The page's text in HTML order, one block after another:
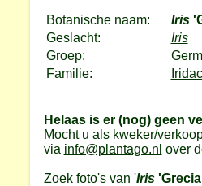
Botanische naam: Iris
Geslacht:
Iris
Groep:
Familie:
Helaas is er (nog) geen
Mocht u als kweker/
via info@plantago.nl over
Zoek foto's van 'Iris